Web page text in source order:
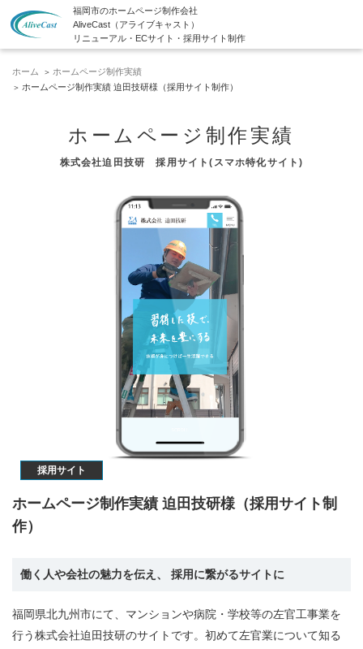
福岡市のホームページ制作会社
AliveCast（アライブキャスト）
リニューアル・ECサイト・採用サイト制作
ホーム
ホームページ制作実績
ホームページ制作実績 迫田技研様（採用サイト制作）
ホームページ制作実績
株式会社迫田技研 採用サイト(スマホ特化サイト)
採用サイト
ホームページ制作実績 迫田技研様（採用サイト制
作）
働く人や会社の魅力を伝え、 採用に繋がるサイトに
福岡県北九州市にて、マンションや病院・学校等の左官工事業を
行う株式会社迫田技研のサイトです。初めて左官業について知る